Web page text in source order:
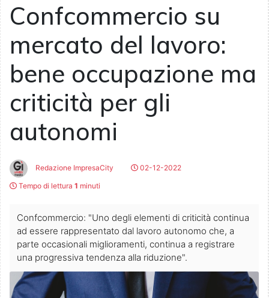
Confcommercio su
mercato del lavoro:
bene occupazione ma
criticità per gli
autonomi
Redazione ImpresaCity
02-12-2022
Tempo di lettura 1 minuti
Confcommercio: "Uno degli elementi di criticità continua
ad essere rappresentato dal lavoro autonomo che, a
parte occasionali miglioramenti, continua a registrare
una progressiva tendenza alla riduzione".